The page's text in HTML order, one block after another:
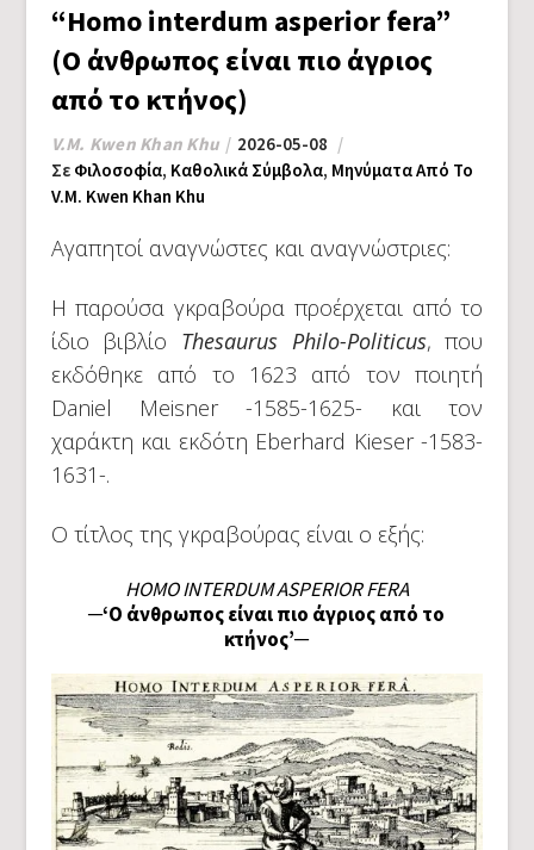
“Homo interdum asperior fera”
(Ο άνθρωπος είναι πιο άγριος
από το κτήνος)
V.M. Kwen Khan Khu
2026-05-08
Σε Φιλοσοφία, Καθολικά Σύμβολα, Μηνύματα Από Το
V.M. Kwen Khan Khu
Αγαπητοί αναγνώστες και αναγνώστριες:
Η παρούσα γκραβούρα προέρχεται από το
ίδιο βιβλίο Thesaurus Philo-Politicus, που
εκδόθηκε από το 1623 από τον ποιητή
Daniel Meisner -1585-1625- και τον
χαράκτη και εκδότη Eberhard Kieser -1583-
1631-.
Ο τίτλος της γκραβούρας είναι ο εξής:
HOMO INTERDUM ASPERIOR FERA
─‘Ο άνθρωπος είναι πιο άγριος από το
κτήνος’─